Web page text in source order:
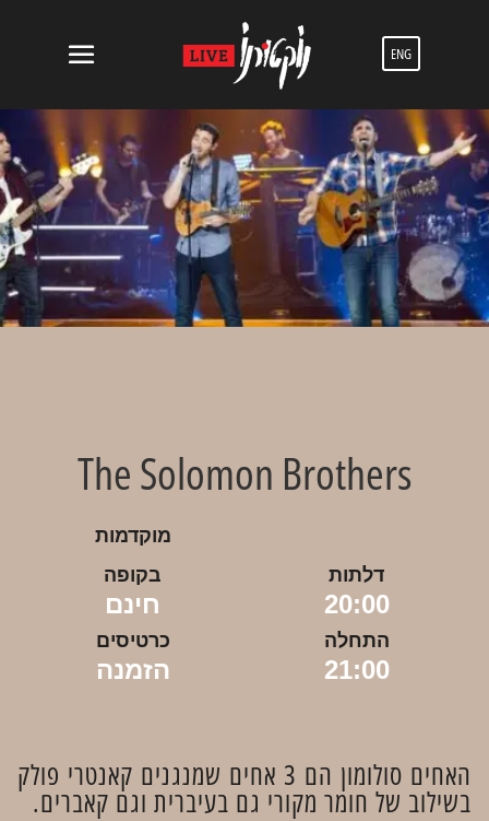
ENG
The Solomon Brothers
מוקדמות
דלתות
20:00
בקופה
חינם
התחלה
21:00
כרטיסים
הזמנה
האחים סולומון הם 3 אחים שמנגנים קאנטרי פולק
בשילוב של חומר מקורי גם בעיברית וגם קאברים.